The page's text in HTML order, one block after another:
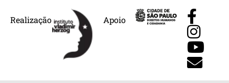
Realização Apoio